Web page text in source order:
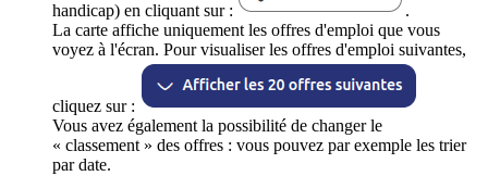
handicap) en cliquant sur :
.
La carte affiche uniquement les offres d'emploi que vous
voyez à l'écran. Pour visualiser les offres d'emploi suivantes,
cliquez sur :
Vous avez également la possibilité de changer le
« classement » des offres : vous pouvez par exemple les trier
par date.